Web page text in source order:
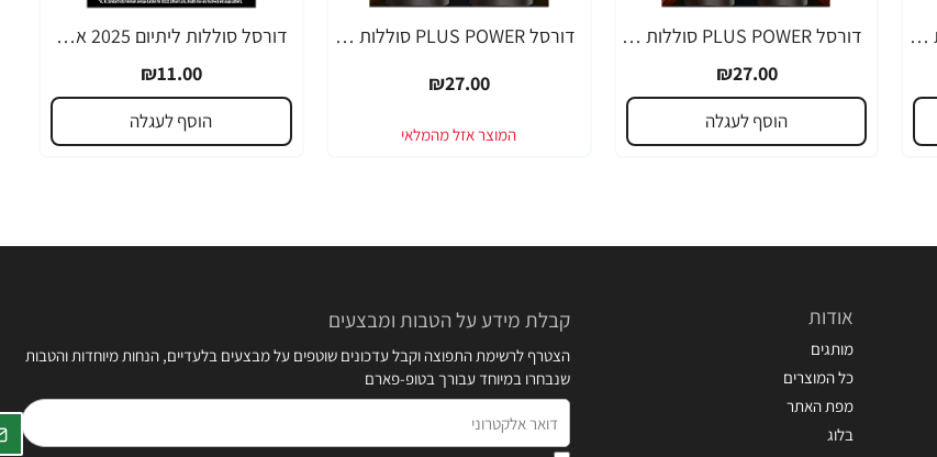
דורסל PLUS POWER סוללות AAA אריזת 4 יחידות - מבית Duracell
דורסל PLUS POWER סוללות C אריזת 2 יחידות - מבית Duracell
₪27.00
הוסף לעגלה
דורסל PLUS POWER סוללות D אריזת 2 יחידות - מבית Duracell
₪27.00
דורסל סוללות ליתיום 2025 אריזת 2 יחידות - מבית Duracell
₪11.00
הוסף לעגלה
אודות
מותגים
כל המוצרים
מפת האתר
בלוג
קבלת מידע על הטבות ומבצעים
הצטרף לרשימת התפוצה וקבל עדכונים שוטפים על מבצעים בלעדיים, הנחות מיוחדות והטבות
שנבחרו במיוחד עבורך בטופ-פארם
אלקטרוני